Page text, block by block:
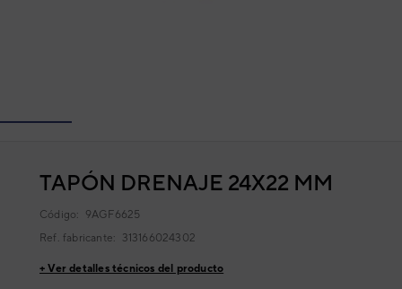
TAPÓN DRENAJE 24X22 MM
Código: 9AGF6625
Ref. fabricante: 313166024302
+ Ver detalles técnicos del producto